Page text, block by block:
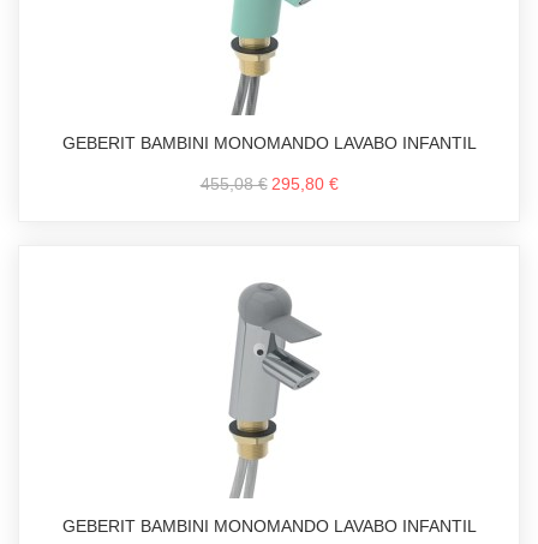
GEBERIT BAMBINI MONOMANDO LAVABO INFANTIL
455,08 € 295,80 €
GEBERIT BAMBINI MONOMANDO LAVABO INFANTIL